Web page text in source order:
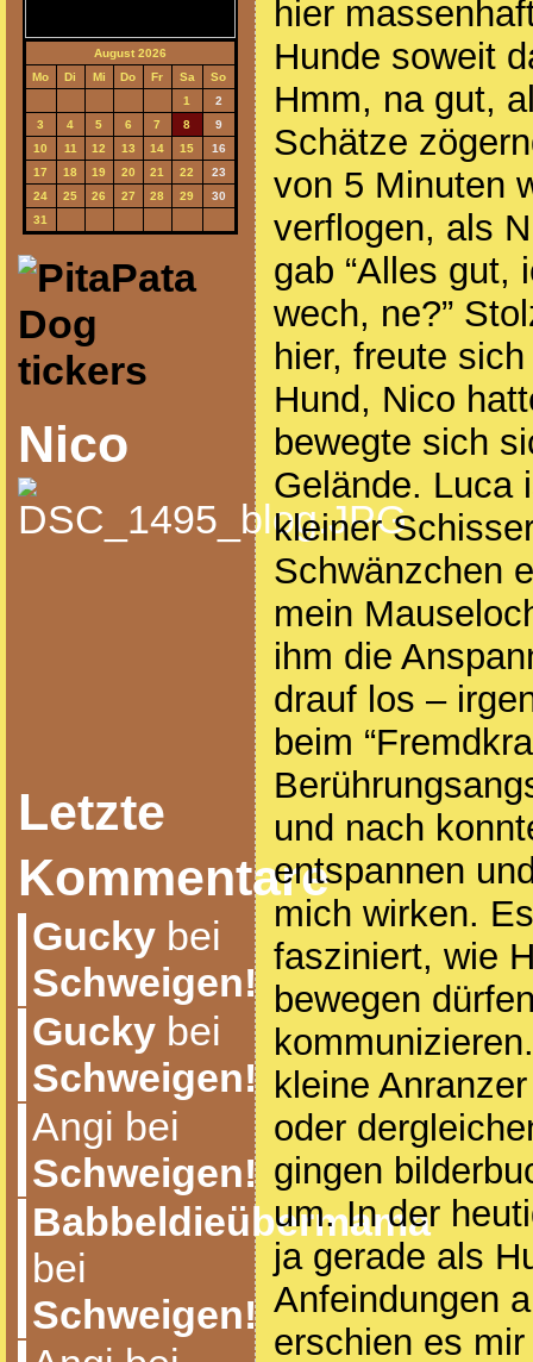
August 2026
Mo
Di Mi Do Fr Sa
So
1
2
3
4 5 6 7 8
9
10
11 12 13 14 15
16
17
18 19 20 21 22
23
24
25 26 27 28 29
30
31
Nico
Letzte
Kommentare
Guckybei
Schweigen!
Guckybei
Schweigen!
Angi bei
Schweigen!
Babbeldieübermama
bei
Schweigen!
hier
Hunde soweit
Hmm, na gut,
Schätze
von 5 Minuten
verflogen, als
gab “Alles gut,
wech, ne?”
hier, freute
Hund, Nico
bewegte sich
Gelände. Luca
kleiner
Schwänzchen
mein
ihm die
drauf los –
beim
und nach
entspannen
mich wirken.
fasziniert, wie
bewegen
kleine
oder
gingen
um. In der
ja gerade als
Anfeindungen
erschien es